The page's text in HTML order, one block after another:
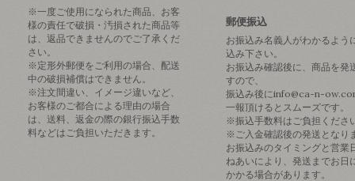
※一度ご使用になられた商品、お客
様の責任で破損・汚損された商品等
は、返品できませんのでご了承くだ
さい。
※定形外郵便をご利用の場合、配送
中の破損補償はできません。
※注文間違い、イメージ違いなど、
お客様のご都合による理由の場合
は、送料、返金の際の銀行振込手数
料などはご負担いただきます。
郵便振込
お振込み名義人がわかるよう
込み下さい。
お振込み確認後に、商品を発
すので、
振込み後にinfo@ca-n-
一報頂けるとスムーズです。
※振込手数料はご負担くださ
※ご入金確認後の発送となり
お振込みのタイミングと営業
ねあいにより、発送までお日
かかる場合があります。